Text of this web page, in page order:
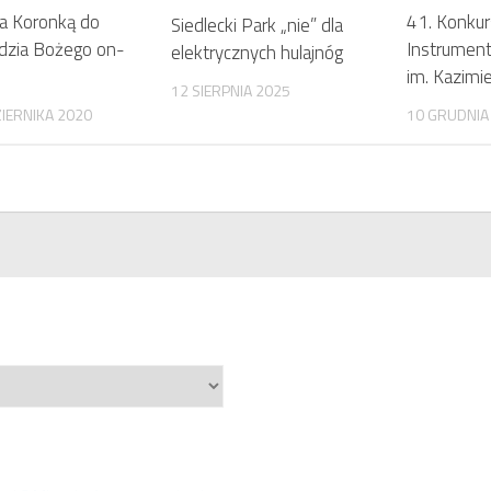
Koronką do
Bożego on-
2020
Siedlecki Park „nie” dla
elektrycznych hulajnóg
12 SIERPNIA 2025
41.
im.
10